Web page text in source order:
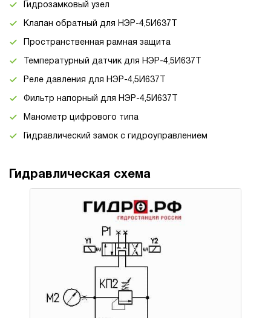
Гидрозамковый узел
Клапан обратный для НЭР-4,5И637Т
Пространственная рамная защита
Температурный датчик для НЭР-4,5И637Т
Реле давления для НЭР-4,5И637Т
Фильтр напорный для НЭР-4,5И637Т
Манометр цифрового типа
Гидравлический замок с гидроуправлением
Гидравлическая схема